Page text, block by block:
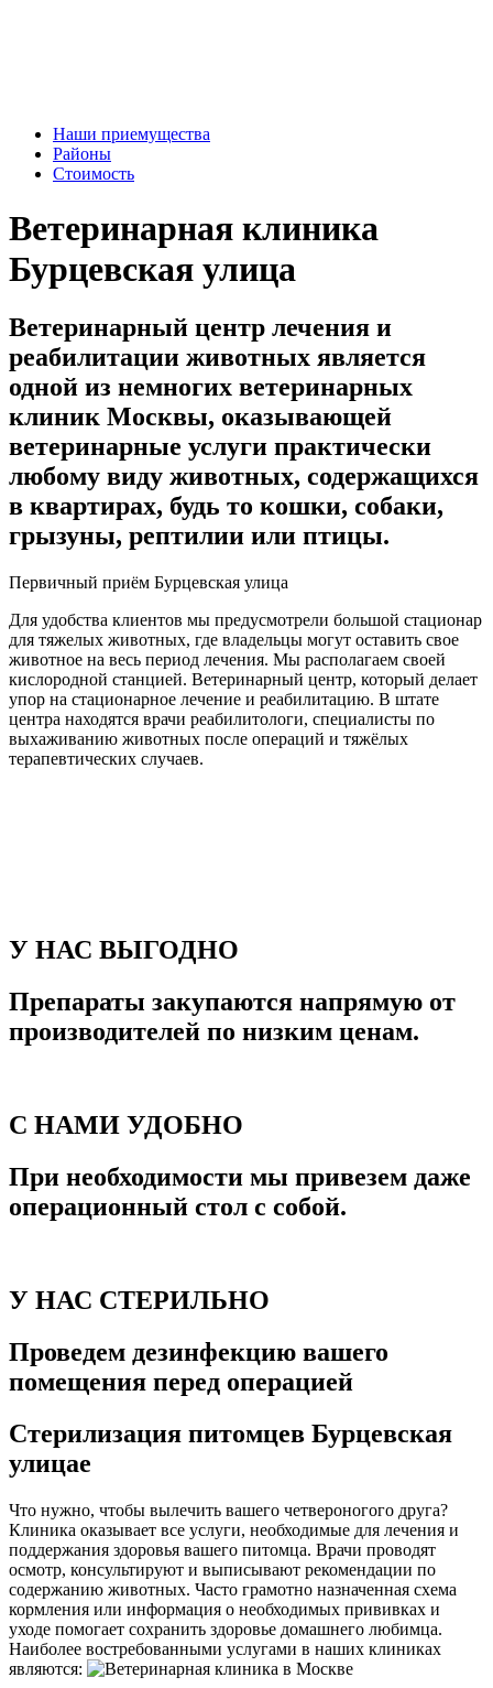
Наши приемущества
Районы
Стоимость
Ветеринарная клиника
Бурцевская улица
Ветеринарный центр лечения и
реабилитации животных является
одной из немногих ветеринарных
клиник Москвы, оказывающей
ветеринарные услуги практически
любому виду животных, содержащихся
в квартирах, будь то кошки, собаки,
грызуны, рептилии или птицы.
Первичный приём Бурцевская улица
Для удобства клиентов мы предусмотрели большой стационар
для тяжелых животных, где владельцы могут оставить свое
животное на весь период лечения. Мы располагаем своей
кислородной станцией. Ветеринарный центр, который делает
упор на стационарное лечение и реабилитацию. В штате
центра находятся врачи реабилитологи, специалисты по
выхаживанию животных после операций и тяжёлых
терапевтических случаев.
У НАС ВЫГОДНО
Препараты закупаются напрямую от
производителей по низким ценам.
С НАМИ УДОБНО
При необходимости мы привезем даже
операционный стол с собой.
У НАС СТЕРИЛЬНО
Проведем дезинфекцию вашего
помещения перед операцией
Стерилизация питомцев Бурцевская
улицае
Что нужно, чтобы вылечить вашего четвероногого друга?
Клиника оказывает все услуги, необходимые для лечения и
поддержания здоровья вашего питомца. Врачи проводят
осмотр, консультируют и выписывают рекомендации по
содержанию животных. Часто грамотно назначенная схема
кормления или информация о необходимых прививках и
уходе помогает сохранить здоровье домашнего любимца.
Наиболее востребованными услугами в наших клиниках
являются: